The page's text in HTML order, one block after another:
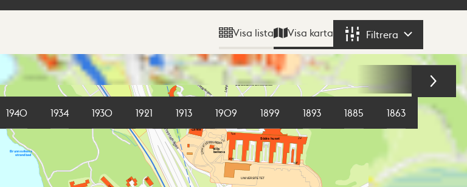
Visa lista Visa karta Filtrera
1940 1934 1930 1921 1913 1909 1899 1893 1885 1863 1855